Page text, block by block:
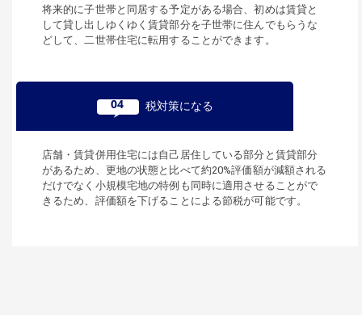
将来的に子世帯と同居する予定がある場合、初めは賃貸と
して貸し出しゆくゆく賃貸部分を子世帯に住んでもらうな
どして、二世帯住宅に転用することができます。
04 税対策になる
店舗・賃貸併用住宅には自己居住している部分と賃貸部分
があるため、更地の状態と比べて約20%評価額が減額される
だけでなく小規模宅地の特例も同時に適用させることがで
きるため、評価額を下げることによる節税が可能です。